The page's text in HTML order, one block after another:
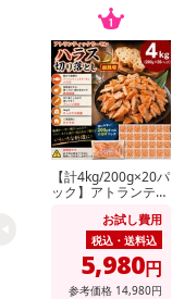
【計4kg/200g×20パ
ック】アトランティ
切り落としお試し費用
税込・送料込
5,980円
参考価格 14,980円